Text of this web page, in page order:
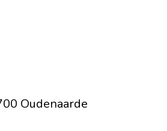
Oudenaarde